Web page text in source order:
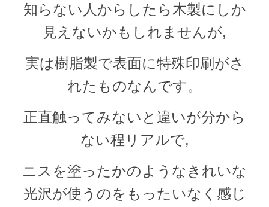
知らない人からしたら木製にしか
見えないかもしれませんが,
実は樹脂製で表面に特殊印刷がさ
れたものなんです。
正直触ってみないと違いが分から
ない程リアルで,
ニスを塗ったかのようなきれいな
光沢が使うのをもったいなく感じ